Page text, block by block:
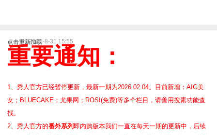
点击重新加载2025-8-31 15:55
重要通知：
1、秀人官方已经暂停更新，最新一期为2026.02.04。目前新增：AIG美
女；BLUECAKE；尤果网；ROSI(免费)等多个栏目，请善用搜素功能查
找。
2、 秀人官方的番外系列 即内购版本我们一直在每天一期的更新中，后续